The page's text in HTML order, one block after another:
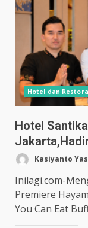
Hotel dan
Hotel
Kasiyanto
Inilagi.com-
Premiere
You Can Eat